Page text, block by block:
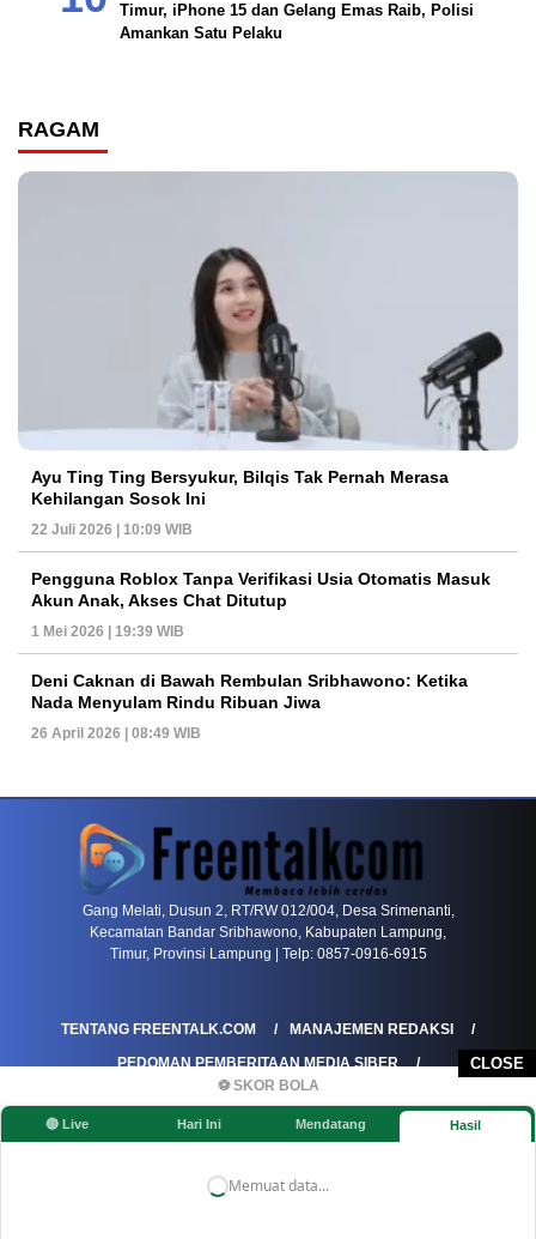
CLOSE
⚽ SKOR BOLA
🔴 Live Hari Ini Mendatang Hasil
Memuat data...
Timur, iPhone 15 dan Gelang Emas Raib, Polisi
Amankan Satu Pelaku
RAGAM
Ayu Ting Ting Bersyukur, Bilqis Tak Pernah Merasa
Kehilangan Sosok Ini
22 Juli 2026 | 10:09 WIB
Pengguna Roblox Tanpa Verifikasi Usia Otomatis Masuk
Akun Anak, Akses Chat Ditutup
1 Mei 2026 | 19:39 WIB
Deni Caknan di Bawah Rembulan Sribhawono: Ketika
Nada Menyulam Rindu Ribuan Jiwa
26 April 2026 | 08:49 WIB
Gang Melati, Dusun 2, RT/RW 012/004, Desa Srimenanti,
Kecamatan Bandar Sribhawono, Kabupaten Lampung,
Timur, Provinsi Lampung | Telp: 0857-0916-6915
TENTANG FREENTALK.COM
MANAJEMEN REDAKSI
PEDOMAN PEMBERITAAN MEDIA SIBER
PEDOMAN PEMBERITAAN RAMAH ANAK
KOREKSI & KLARIFIKASI
KEBIJAKAN IKLAN / ADVERTORIAL